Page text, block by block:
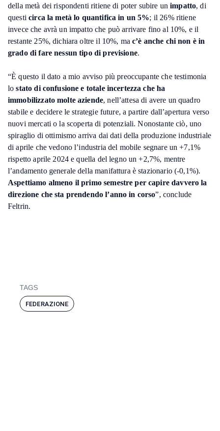
della metà dei rispondenti ritiene di poter subire un impatto, di
questicirca la metà lo quantifica in un 5%; il 26% ritiene
invece che avrà un impatto che può arrivare fino al 10%, e il
restante 25%, dichiara oltre il 10%, mac’è anche chi non è in
grado di fare nessun tipo di previsione.
“È questo il dato a mio avviso più preoccupante che testimonia
lo stato di confusione e totale incertezza che ha
immobilizzato molte aziende, nell’attesa di avere un quadro
stabile e decidere le strategie future, a partire dall’apertura verso
nuovi mercati o la scoperta di potenziali. Nonostante ciò, uno
spiraglio di ottimismo arriva dai dati della produzione industriale
di aprile che vedono l’industria del mobile segnare un +7,1%
rispetto aprile 2024 e quella del legno un +2,7%, mentre
l’andamento generale della manifattura è stazionario (-0,1%).
Aspettiamo almeno il primo semestre per capire davvero la
direzione che sta prendendo l’anno in corso”, conclude
Feltrin.
TAGS
FEDERAZIONE